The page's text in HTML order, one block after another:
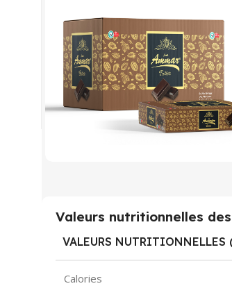
Valeurs nutritionnelles
VALEURS NUTRITIONNELLES
Calories